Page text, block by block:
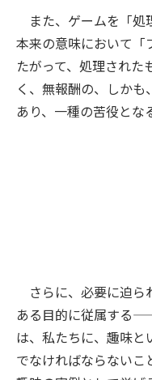
また、ゲームを「処
本来の意味において「
たがって、処理された
く、無報酬の、しか
あり、一種の苦役とな
さらに、必要に迫
ある目的に従属する
は、私たちに、趣味と
でなければならないこ